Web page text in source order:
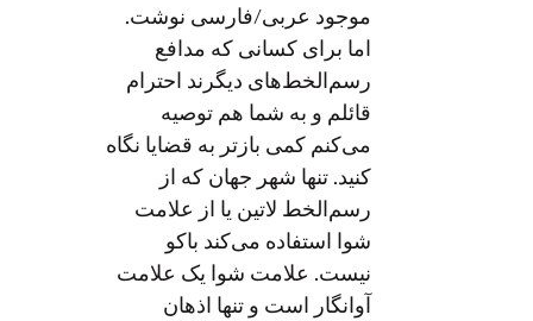
موجود عربی/فارسی نوشت.
اما برای کسانی که مدافع
رسم‌الخط‌های دیگرند احترام
قائلم و به شما هم توصیه
می‌کنم کمی بازتر به قضایا نگاه
کنید. تنها شهر جهان که از
رسم‌الخط لاتین یا از علامت
شوا استفاده می‌کند باکو
نیست. علامت شوا یک علامت
آوانگار است و تنها اذهان